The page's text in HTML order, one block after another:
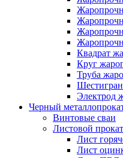
Квадрат
Круг
Труба
Электрод
Черный
Винтовые сваи
Листовой прокат
Лист
Лист